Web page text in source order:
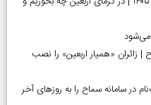
زائران «همیار اربعین» را نصب
بخوانند | ثبت‌نام در سامانه سماح را به روز‌های آخر